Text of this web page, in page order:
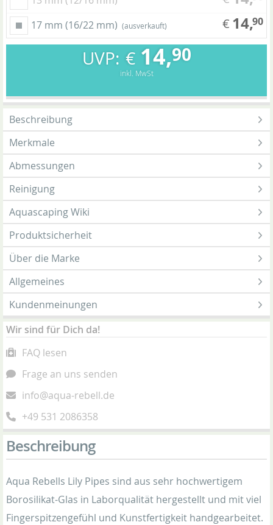
€ 14,90
17 mm (16/22 mm) (ausverkauft)
€ 14,90
inkl. MwSt
Beschreibung
Merkmale
Abmessungen
Reinigung
Aquascaping Wiki
Produktsicherheit
Über die Marke
Allgemeines
Kundenmeinungen
Wir sind für Dich da!
FAQ lesen
Frage an uns senden
info@aqua-rebell.de
+49 531 2086358
Beschreibung
Aqua Rebells Lily Pipes sind aus sehr hochwertigem
Borosilikat-Glas in Laborqualität hergestellt und mit viel
Fingerspitzengefühl und Kunstfertigkeit handgearbeitet.